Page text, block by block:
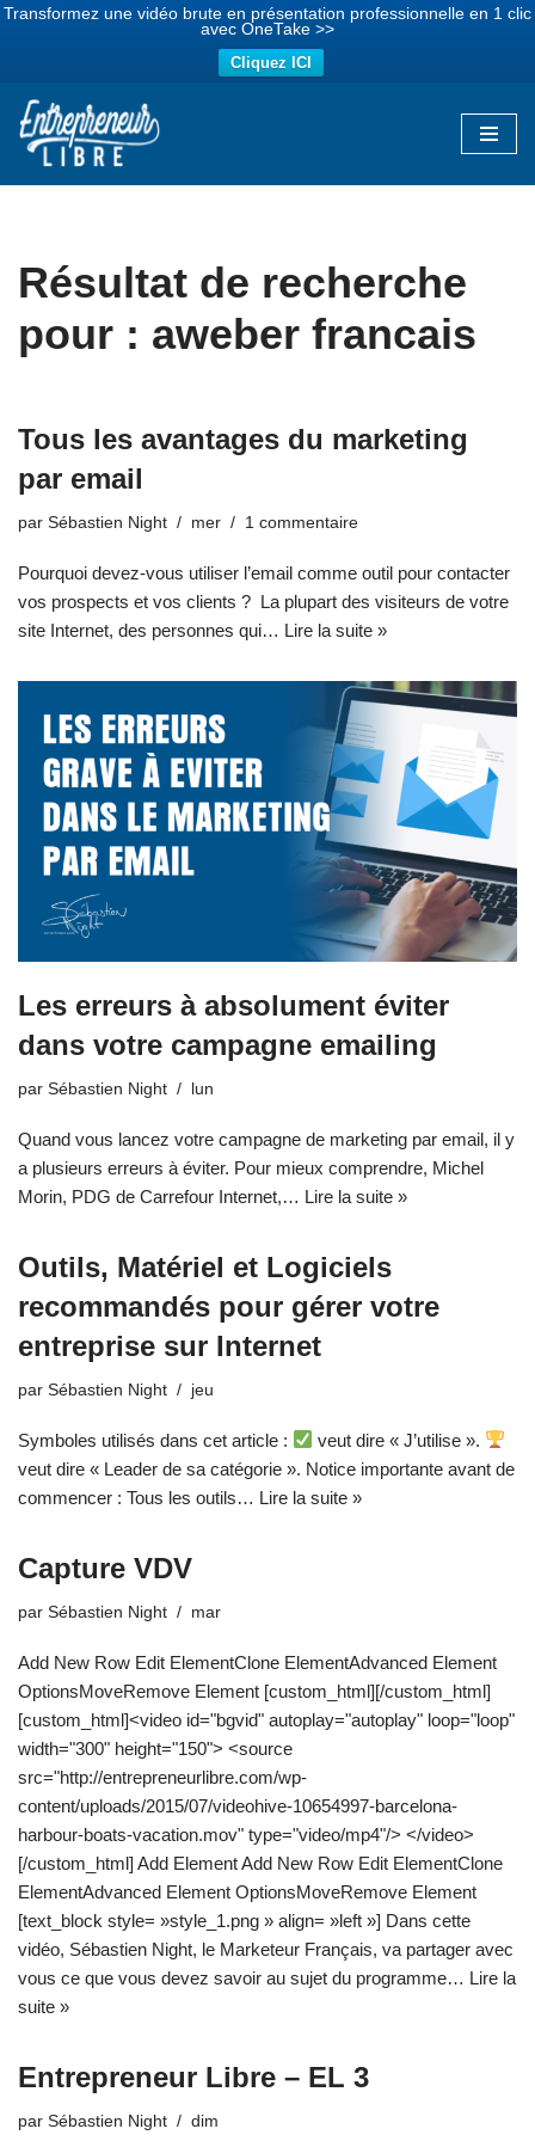
Transformez une vidéo brute en présentation professionnelle en 1 clic
avec OneTake >>
Cliquez ICI
Aller
Résultat de recherche
pour : aweber francais
Tous les avantages du marketing
par email
par Sébastien Night mer 1 commentaire
Pourquoi devez-vous utiliser l’email comme outil pour contacter
vos prospects et vos clients ? La plupart des visiteurs de votre
site Internet, des personnes qui… Lire la suite »
Les erreurs à absolument éviter
dans votre campagne emailing
par Sébastien Night lun
Quand vous lancez votre campagne de marketing par email, il y
a plusieurs erreurs à éviter. Pour mieux comprendre, Michel
Morin, PDG de Carrefour Internet,… Lire la suite »
Outils, Matériel et Logiciels
recommandés pour gérer votre
entreprise sur Internet
par Sébastien Night jeu
Symboles utilisés dans cet article :
veut dire « J’utilise ».
veut dire « Leader de sa catégorie ». Notice importante avant de
commencer : Tous les outils… Lire la suite »
Capture VDV
par Sébastien Night mar
Add New Row Edit ElementClone ElementAdvanced Element
OptionsMoveRemove Element [custom_html][/custom_html]
[custom_html]<video id="bgvid" autoplay="autoplay" loop="loop"
width="300" height="150"> <source
src="http://entrepreneurlibre.com/wp-
content/uploads/2015/07/videohive-10654997-barcelona-
harbour-boats-vacation.mov" type="video/mp4"/> </video>
[/custom_html] Add Element Add New Row Edit ElementClone
ElementAdvanced Element OptionsMoveRemove Element
[text_block style= »style_1.png » align= »left »] Dans cette
vidéo, Sébastien Night, le Marketeur Français, va partager avec
vous ce que vous devez savoir au sujet du programme… Lire la
suite »
Entrepreneur Libre – EL 3
par Sébastien Night dim